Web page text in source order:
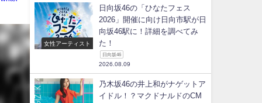
女性アーティスト
日向坂46の「ひなたフェス
2026」開催に向け日向市駅が日
向坂46駅に！詳細を調べてみ
た！
日向坂46
2026.08.09
乃木坂46の井上和がナゲットア
イドル！？マクドナルドのCM